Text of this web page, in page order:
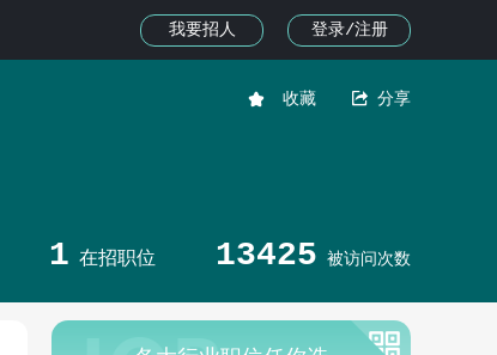
我要招人 登录/注册
 收藏  分享
1 在招职位 13425 被访问次数